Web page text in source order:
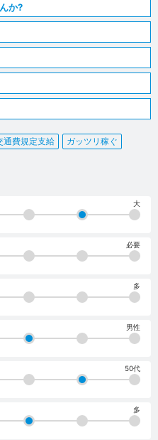
か?
通費規定支給
ガッツリ稼ぐ
大
必要
多
男性
50代
多